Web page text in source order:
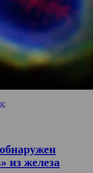
из железа